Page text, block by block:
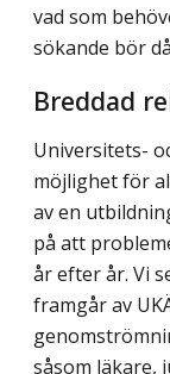
vad som
sökande bör
Breddad
Universitets-
möjlighet för
av en
på att
år efter år. Vi
framgår av
såsom läkare,